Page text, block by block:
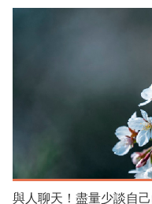
與人聊天！盡量少談自